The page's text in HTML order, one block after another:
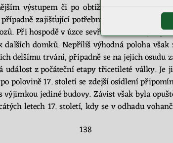
138
ějším výstupem či po obtížném sjezdu z
případně zajišťující potřebný
Při hospodě v úzce sevřeném
dalších domků. Nepříliš výhodná poloha však
delšímu trvání, případně se na jejich osudu
událost z počáteční etapy třicetileté války. Je
po polovině 17. století se zdejší osídlení
výjimkou jediné budovy. Závist však byla
letech 17. století, kdy se v odhadu